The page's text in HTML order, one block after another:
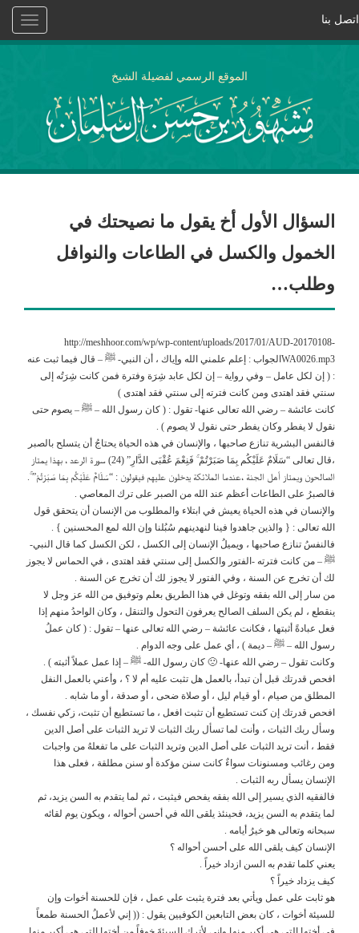
Toggle
اتصل بنا
الموقع الرسمي لفضيلة الشيخ
السؤال الأول أخ يقول ما نصيحتك في
الخمول والكسل في الطاعات والنوافل
وطلب…
http://meshhoor.com/wp/wp-content/uploads/2017/01/AUD-20170108-
WA0026.mp3الجواب : إعلم علمني الله وإياك ، أن النبي- ﷺ – قال فيما ثبت عنه
: ( إن لكل عامل – وفي رواية – إن لكل عابد شِرَة وفترة فمن كانت شِرَتُه إلى
سنتي فقد اهتدى ومن كانت فترته إلى سنتي فقد اهتدى )
كانت عائشة – رضي الله تعالى عنها- تقول : ( كان رسول الله – ﷺ – يصوم حتى
نقول لا يفطر وكان يفطر حتى نقول لا يصوم ) .
فالنفس البشرية تنازع صاحبها ، والإنسان في هذه الحياة يحتاجُ أن يتسلح بالصبر
،قال تعالى “سَلَامٌ عَلَيْكُم بِمَا صَبَرْتُمْ ۚ فَنِعْمَ عُقْبَى الدَّارِ” (24) سورة الرعد ، بهذا يمتاز
الصالحون ويمتاز أهل الجنة ،عندما الملائكة يدخلون عليهم فيقولون : “سَلَامٌ عَلَيْكُم بِمَا صَبَرْتُمْ” ۚ.
فالصبرُ على الطاعات أعظم عند الله من الصبر على ترك المعاصي .
والإنسان في هذه الحياة يعيش في ابتلاء والمطلوب من الإنسان أن يتحقق قول
الله تعالى : { والذين جاهدوا فينا لنهدينهم سُبُلنا وإن الله لمع المحسنين } .
فالنفسُ تنازع صاحبها ، ويميلُ الإنسان إلى الكسل ، لكن الكسل كما قال النبي-
ﷺ – من كانت فترته -الفتور والكسل إلى سنتي فقد اهتدى ، في الحماس لا يجوز
لك أن تخرج عن السنة ، وفي الفتور لا يجوز لك أن تخرج عن السنة .
من سار إلى الله بفقه وتوغل في هذا الطريق بعلم وتوفيق من الله عز وجل لا
ينقطع ، لم يكن السلف الصالح يعرفون التحول والتنقل ، وكان الواحدُ منهم إذا
فعل عبادةً أثبتها ، فكانت عائشة – رضي الله تعالى عنها – تقول : ( كان عملُ
رسول الله – ﷺ – ديمة ) ، أي عمل على وجه الدوام .
وكانت تقول – رضي الله عنها- 🙁 كان رسول الله- ﷺ – إذا عمل عملاً أثبته ) .
افحص قدرتك قبل أن تبدأ، بالعمل هل تثبت عليه أم لا ؟ ، وأعني بالعمل النفل
المطلق من صيام ، أو قيام ليل ، أو صلاة ضحى ، أو صدقة ، أو ما شابه .
افحص قدرتك إن كنت تستطيع أن تثبت افعل ، ما تستطيع أن تثبت، زكي نفسك ،
وسأل ربك الثبات ، وأنت لما تسأل ربك الثبات لا تريد الثبات على أصل الدين
فقط ، أنت تريد الثبات على أصل الدين وتريد الثبات على ما تفعلهُ من واجبات
ومن رغائب ومسنونات سواءٌ كانت سنن مؤكدة أو سنن مطلقة ، فعلى هذا
الإنسان يسأل ربه الثبات .
فالفقيه الذي يسير إلى الله بفقه يفحص فيثبت ، ثم لما يتقدم به السن يزيد، ثم
لما يتقدم به السن يزيد، فحينئذ يلقى الله في أحسن أحواله ، ويكون يوم لقائه
سبحانه وتعالى هو خيرُ أيامه .
الإنسان كيف يلقى الله على أحسن أحواله ؟
يعني كلما تقدم به السن ازداد خيراً .
كيف يزداد خيراً ؟
هو ثابت على عمل ويأتي بعد فترة يثبت على عمل ، فإن للحسنة أخوات وإن
للسيئة أخوات ، كان بعض التابعين الكوفيين يقول : (( إني لأعملُ الحسنة طمعاً